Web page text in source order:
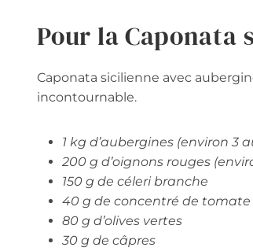
Pour la
Caponata sicilienne avec
incontournable.
1 kg d’aubergines (environ 3
200 g d’oignons rouges
150 g de céleri branche
40 g de concentré de tomate
80 g d’olives vertes
30 g de câpres